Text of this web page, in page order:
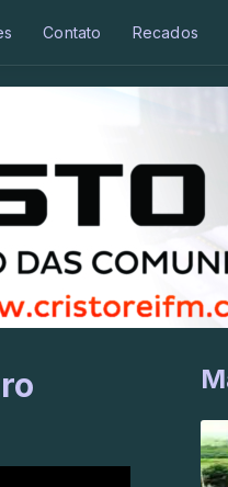
Contato Recados